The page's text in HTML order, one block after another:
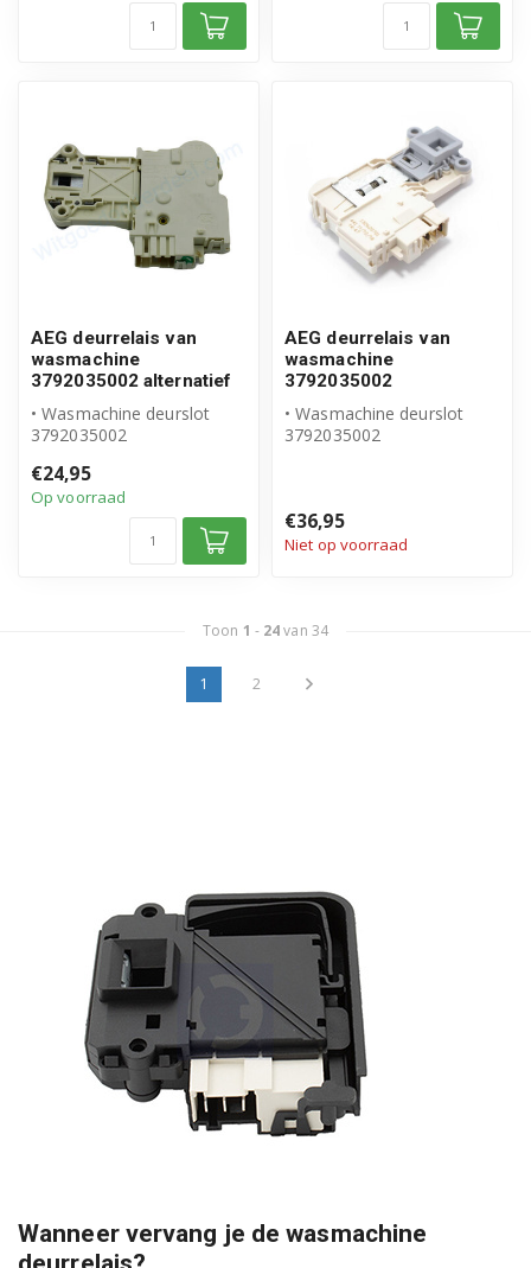
AEG deurrelais van
wasmachine
3792035002 alternatief
• Wasmachine deurslot
3792035002
• Hoogwaardig alternatief...
€24,95
Op voorraad
AEG deurrelais van
wasmachine
3792035002
• Wasmachine deurslot
3792035002
€36,95
Niet op voorraad
Toon 1 - 24van 34
1 2
Wanneer vervang je de wasmachine